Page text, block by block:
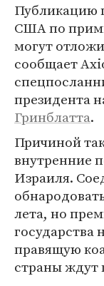
Публикацию
США по
могут
сообщает
президента
Гринблатта.
Причиной
внутренние
Израиля.
лета, но
государства
правящую
страны ждут